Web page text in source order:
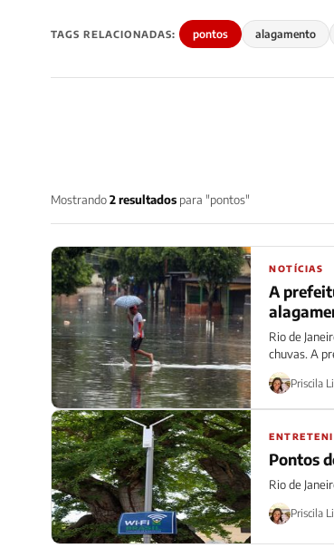
TAGS RELACIONADAS: pontos alagamento
Mostrando2 resultados para "pontos"
NOTÍCIAS
A
Rio de
chuvas. A
Priscila
Pontos
Rio de
Priscila